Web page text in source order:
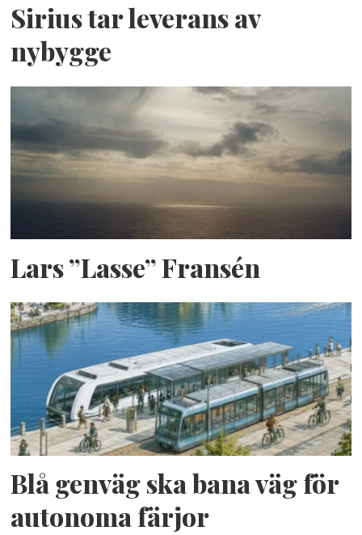
Sirius tar leverans av
nybygge
Lars ”Lasse” Fransén
Blå genväg ska bana väg för
autonoma färjor